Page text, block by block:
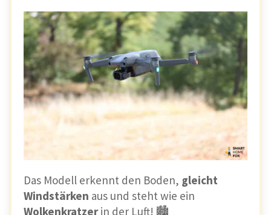
Das Modell erkennt den Boden, gleicht
Windstärken aus und steht wie ein
Wolkenkratzerin der Luft! 🏙️